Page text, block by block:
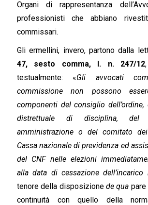
Organi di rappresentanza
professionisti che abbiano
commissari.
Gli ermellini, invero, partono dalla
47, sesto comma, l. n. 247/12
testualmente: «Gli avvocati
commissione non possono
componenti del consiglio
distrettuale di disciplina, del
amministrazione o del comitato
Cassa nazionale di previdenza ed
del CNF nelle elezioni
alla data di cessazione dell’incarico
tenore della disposizione de qua
continuità con quello della